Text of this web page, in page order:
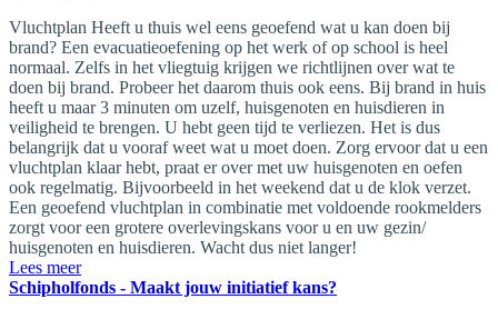
Vluchtplan Heeft u thuis wel eens geoefend wat u kan doen bij
brand? Een evacuatieoefening op het werk of op school is heel
normaal. Zelfs in het vliegtuig krijgen we richtlijnen over wat te
doen bij brand. Probeer het daarom thuis ook eens. Bij brand in huis
heeft u maar 3 minuten om uzelf, huisgenoten en huisdieren in
veiligheid te brengen. U hebt geen tijd te verliezen. Het is dus
belangrijk dat u vooraf weet wat u moet doen. Zorg ervoor dat u een
vluchtplan klaar hebt, praat er over met uw huisgenoten en oefen
ook regelmatig. Bijvoorbeeld in het weekend dat u de klok verzet.
Een geoefend vluchtplan in combinatie met voldoende rookmelders
zorgt voor een grotere overlevingskans voor u en uw gezin/
huisgenoten en huisdieren. Wacht dus niet langer!
Lees meer
Schipholfonds - Maakt jouw initiatief kans?